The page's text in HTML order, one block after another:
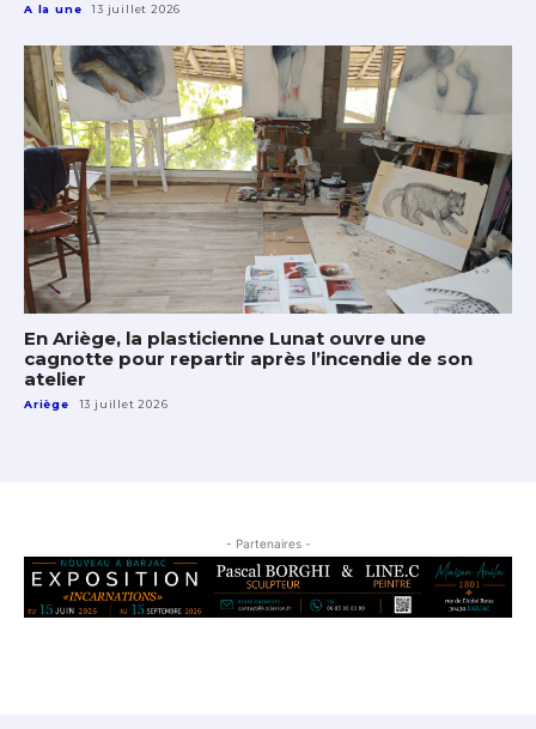
A la une 13 juillet 2026
En Ariège, la plasticienne Lunat ouvre une
cagnotte pour repartir après l’incendie de son
atelier
Ariège 13 juillet 2026
- Partenaires -